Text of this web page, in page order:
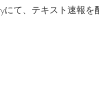
にて、テキスト速報を